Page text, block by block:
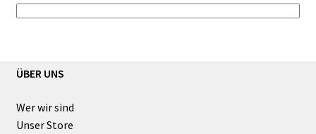
ÜBER UNS
Wer wir sind
Unser Store